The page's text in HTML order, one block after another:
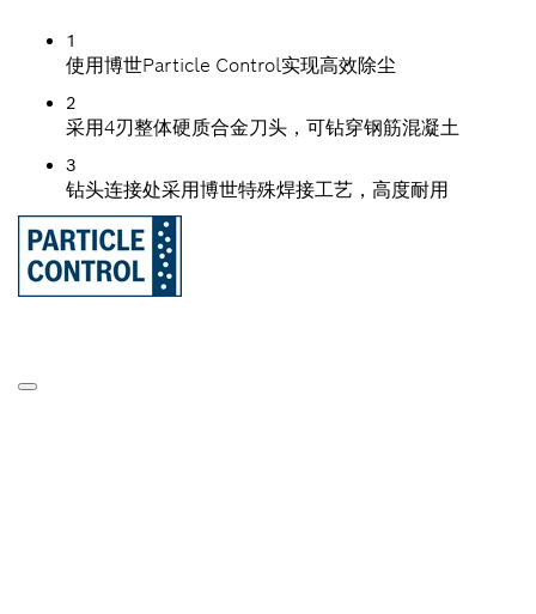
1
使用博世Particle Control实现高效除尘
2
采用4刃整体硬质合金刀头，可钻穿钢筋混凝土
3
钻头连接处采用博世特殊焊接工艺，高度耐用